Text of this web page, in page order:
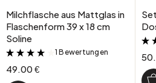
Milchflasche aus Mattglas in
Flaschenform 39 x 18 cm
Soline
&
1 Bewertungen
49.00 €